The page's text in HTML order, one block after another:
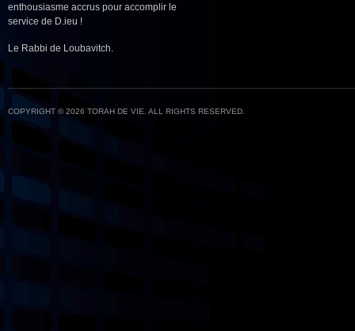
enthousiasme accrus pour accomplir le
service de D.ieu !
Le Rabbi de Loubavitch.
COPYRIGHT © 2026 TORAH DE VIE. ALL RIGHTS RESERVED.